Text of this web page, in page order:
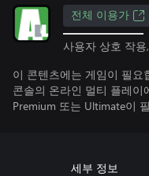
전체 이용가
사용자 상호 작
이 콘텐츠에는 게임이 필요
콘솔의 온라인 멀티 플레이
Premium 또는 Ultimate이
세부 정보